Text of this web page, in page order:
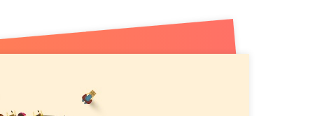
市場拡大へ （789KB）
岸エリアに新たなエンタメ空間が誕生!